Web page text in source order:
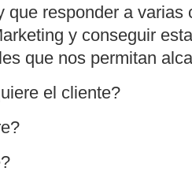
que responder a
y conseguir
que nos permitan
el cliente?